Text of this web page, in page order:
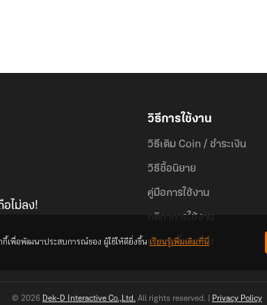
ไม่ลง!
วิธีการใช้งาน
วิธีเติม Coin / ชำระเงิน
วิธีซื้อนิยาย
คู่มือการใช้งาน
กติกาการใช้งาน
คำถามที่พบบ่อย
© 2026 Dek-D Interactive Co.,Ltd. All rights reserved. | Privacy Policy
เพื่อพัฒนาประสบการณ์ของ ผู้ใช้ให้ดียิ่งขึ้นเรียนรู้เพิ่มเติมที่นี่